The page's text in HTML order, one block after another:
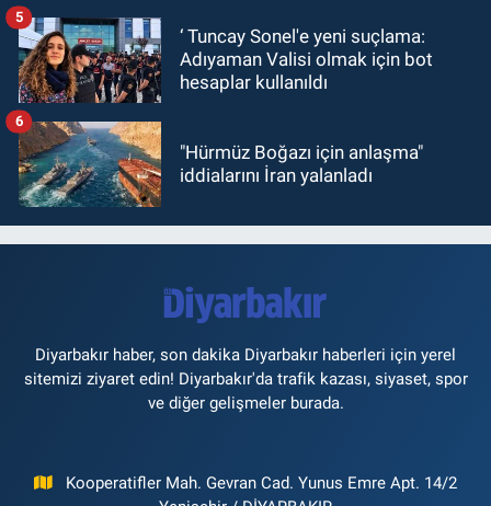
‘ Tuncay Sonel'e yeni suçlama:
Adıyaman Valisi olmak için bot
hesaplar kullanıldı
5
"Hürmüz Boğazı için anlaşma"
iddialarını İran yalanladı
6
Diyarbakır haber, son dakika Diyarbakır haberleri için yerel
sitemizi ziyaret edin! Diyarbakır'da trafik kazası, siyaset, spor
ve diğer gelişmeler burada.
Kooperatifler Mah. Gevran Cad. Yunus Emre Apt. 14/2